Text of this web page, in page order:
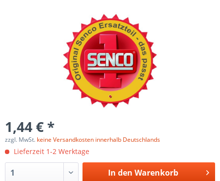
1,44 € *
zzgl. MwSt. keine Versandkosten innerhalb Deutschlands
Lieferzeit 1-2 Werktage
In den Warenkorb